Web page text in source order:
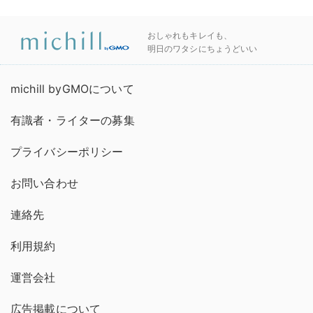
おしゃれもキレイも、
明日のワタシにちょうどいい
michill byGMOについて
有識者・ライターの募集
プライバシーポリシー
お問い合わせ
連絡先
利用規約
運営会社
広告掲載について